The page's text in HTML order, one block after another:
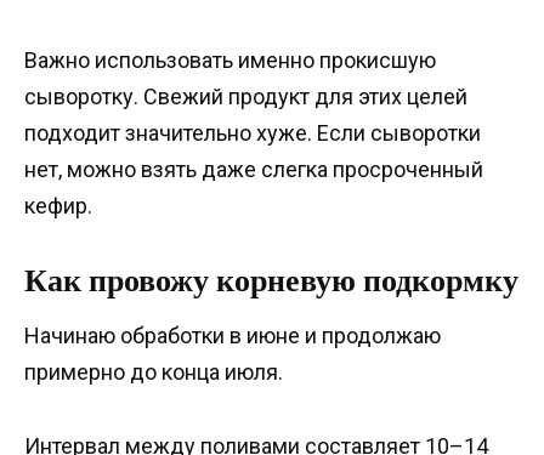
Важно использовать именно прокисшую
сыворотку. Свежий продукт для этих целей
подходит значительно хуже. Если сыворотки
нет, можно взять даже слегка просроченный
кефир.
Как провожу корневую подкормку
Начинаю обработки в июне и продолжаю
примерно до конца июля.
Интервал между поливами составляет 10–14